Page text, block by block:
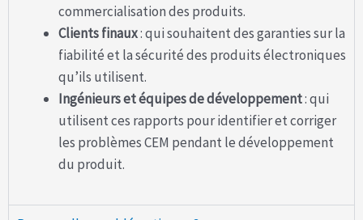
commercialisation des produits.
Clients finaux: qui souhaitent des garanties sur la
fiabilité et la sécurité des produits électroniques
qu’ils utilisent.
Ingénieurs et équipes de développement: qui
utilisent ces rapports pour identifier et corriger
les problèmes CEM pendant le développement
du produit.